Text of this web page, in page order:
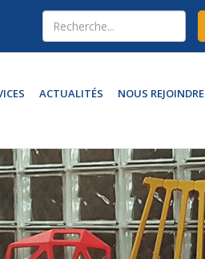
Type 2 or more characters
ACTUALITÉS NOUS REJOINDRE